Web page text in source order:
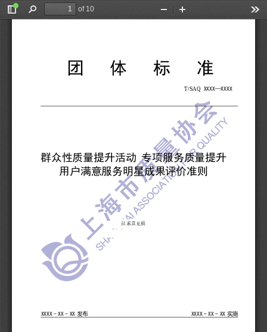
Toggle
Find
of 10
Zoom
团 体 标 准
T/  SAQXXXX—XXXX
群众性质量提升活动 专项服务质量提升
用户满意服务明星成果评价准则
征求意见稿
XXXX - XX - XX 发布 XXXX - XX - XX 实施